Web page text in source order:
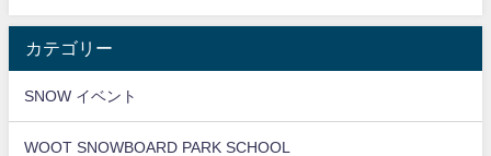
カテゴリー
SNOW イベント
WOOT SNOWBOARD PARK SCHOOL